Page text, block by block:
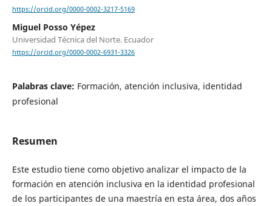
https://orcid.org/0000-0002-3217-5169
Miguel Posso Yépez
Universidad Técnica del Norte. Ecuador
https://orcid.org/0000-0002-6931-3326
Palabras clave: Formación, atención inclusiva, identidad
profesional
Resumen
Este estudio tiene como objetivo analizar el impacto de la
formación en atención inclusiva en la identidad profesional
de los participantes de una maestría en esta área, dos años